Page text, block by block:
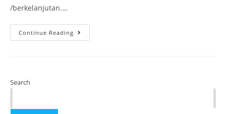
/berkelanjutan.…
Continue Reading
Search